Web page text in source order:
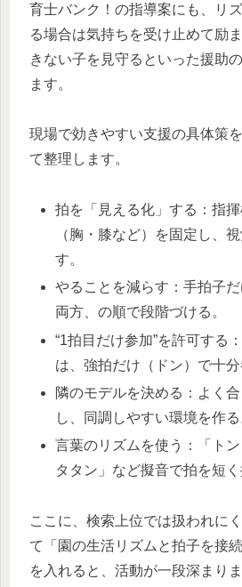
育士バンク！の指導案にも、リ
る場合は気持ちを受け止めて励
きない子を見守るといった援助
ます。
現場で効きやすい支援の具体策
て整理します。
拍を「見える化」する：指
（胸・膝など）を固定し、
す。
やることを減らす：手拍子
両方、の順で段階づける。
“1拍目だけ参加”を許可する
は、強拍だけ（ドン）で十分
隣のモデルを決める：よく
し、同調しやすい環境を作る
言葉のリズムを使う：「トン
タタン」など擬音で拍を短く
ここに、検索上位では扱われに
て「園の生活リズムと拍子を接
を入れると、活動が一段深まり